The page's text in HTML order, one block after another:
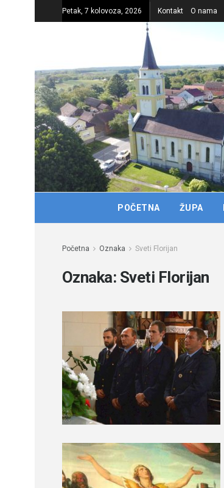
Petak, 7 kolovoza, 2026 Kontakt O nama
POČETNA ŽUPA
Početna Oznaka Sveti Florijan
Oznaka: Sveti Florijan